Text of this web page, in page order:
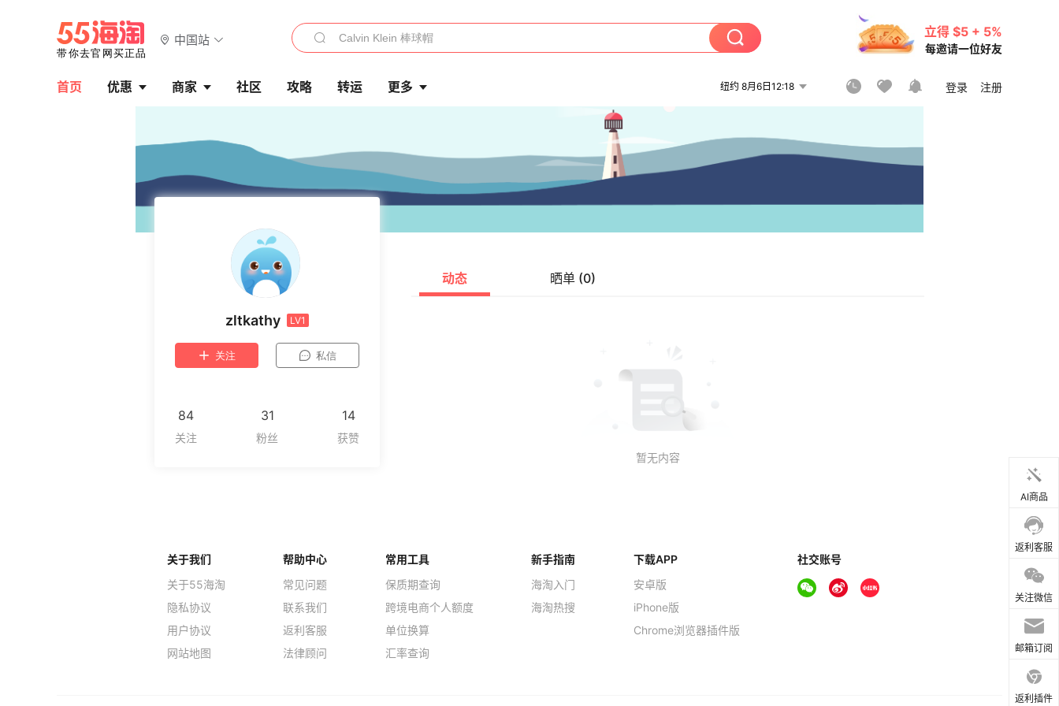
中国站
立得 $5 + 5%
每邀请一位好友
首页 优惠 商家 社区 攻略 转运 更多 纽约 8月6日12:18 登录 注册
zltkathy LV1
关注 私信
84 31 14
动态 晒单 (0)
AI商品
返利客服
关注微信
邮箱订阅
返利插件
关于我们
关于55海淘
隐私协议
用户协议
网站地图
帮助中心
常见问题
联系我们
返利客服
法律顾问
常用工具
保质期查询
跨境电商个人额度
单位换算
汇率查询
新手指南
海淘入门
海淘热搜
下载APP
安卓版
iPhone版
Chrome浏览器插件版
社交账号